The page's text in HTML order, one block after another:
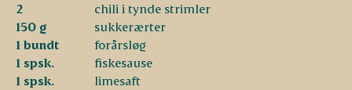
2
chili i tynde strimler
150 g
sukkerærter
1 bundt
forårsløg
1 spsk.
fiskesause
1 spsk.
limesaft